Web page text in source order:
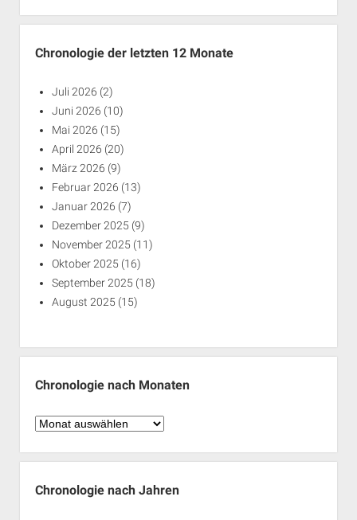
Chronologie der letzten 12 Monate
Juli 2026 (2)
Juni 2026 (10)
Mai 2026 (15)
April 2026 (20)
März 2026 (9)
Februar 2026 (13)
Januar 2026 (7)
Dezember 2025 (9)
November 2025 (11)
Oktober 2025 (16)
September 2025 (18)
August 2025 (15)
Chronologie nach Monaten
Chronologie
Monaten
Chronologie nach Jahren